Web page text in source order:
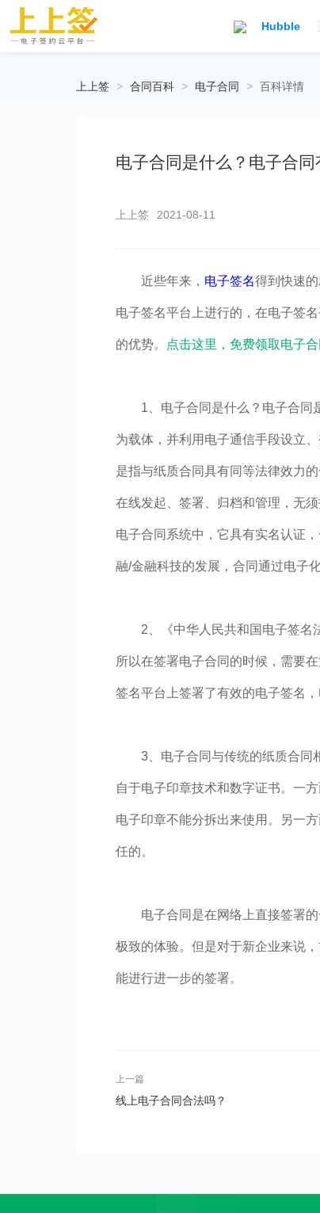
Hubble
上上签 > 合同百科 > 电子合同 > 百科详情
电子合同是什么？电子合同
上上签 2021-08-11
近些年来， 电子签名得到快速
电子签名平台上进行的，在电子签
的优势。 点击这里，免费领取电子
1、电子合同是什么？电子合同
为载体，并利用电子通信手段设立
是指与纸质合同具有同等法律效力
在线发起、签署、归档和管理，无
电子合同系统中，它具有实名认证
融/金融科技的发展，合同通过电子
2、《中华人民共和国电子签名
所以在签署电子合同的时候，需要
签名平台上签署了有效的电子签名
3、电子合同与传统的纸质合同
自于电子印章技术和数字证书。一
电子印章不能分拆出来使用。另一
任的。
电子合同是在网络上直接签署
极致的体验。但是对于新企业来说
能进行进一步的签署。
上一篇
线上电子合同合法吗？